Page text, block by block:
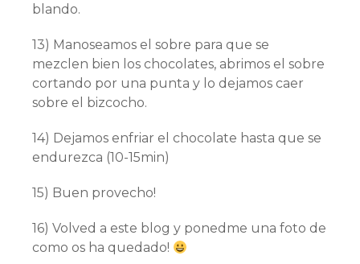
blando.
13) Manoseamos el sobre para que se
mezclen bien los chocolates, abrimos el sobre
cortando por una punta y lo dejamos caer
sobre el bizcocho.
14) Dejamos enfriar el chocolate hasta que se
endurezca (10-15min)
15) Buen provecho!
16) Volved a este blog y ponedme una foto de
como os ha quedado!